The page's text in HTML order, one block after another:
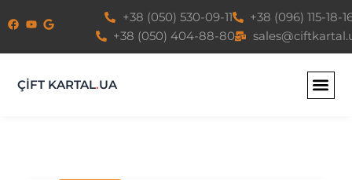
до
+38 (050) 530-09-11
+38 (096) 115-18-
+38 (050) 404-88-80
ÇİFT KARTAL.UA